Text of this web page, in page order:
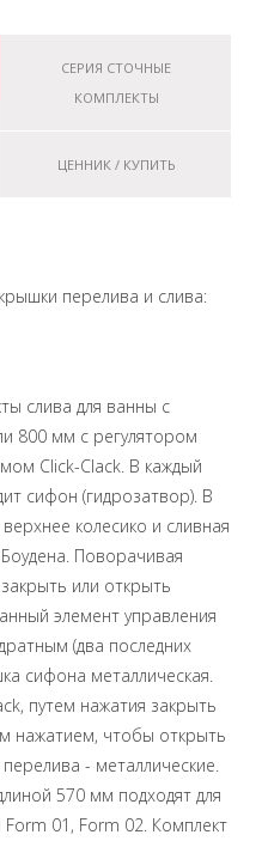
СЕРИЯ СТОЧНЫЕ
КОМПЛЕКТЫ
ЦЕННИК / КУПИТЬ
перелива и слива:
слива для ванны с
800 мм с регулятором
Click-Clack. В каждый
сифон (гидрозатвор). В
колесико и сливная
Поворачивая
или открыть
элемент управления
(два последних
сифона металлическая.
путем нажатия закрыть
нажатием, чтобы открыть
- металлические.
570 мм подходят для
01, Form 02. Комплект